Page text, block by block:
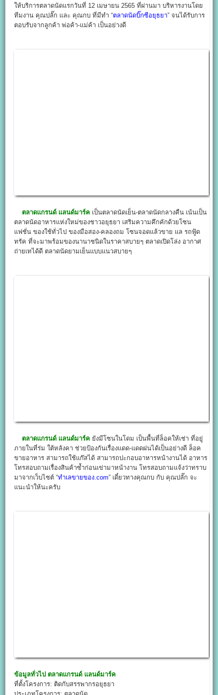
ให้บริการตลาดนัดแรกวันที่ 12 เมษายน 2565 ที่ผ่านมา บริหารงานโดย
ทีมงาน คุณปลั๊ก และ คุณกบ ที่มีทำ “ตลาดนัดบิ๊กซีอยุธยา” จนได้รับการ
ตอบรับจากลูกค้า พ่อค้า-แม่ค้า เป็นอย่างดี
ตลาดแกรนด์ แลนด์มาร์ค เป็นตลาดนัดเย็น-ตลาดนัดกลางคืน เน้นเป็น
ตลาดนัดอาหารแห่งใหม่ของชาวอยุธยา เสริมความคึกคักด้วยโซน
แฟชั่น ของใช้ทั่วไป ของมือสอง-คลองถม โซนจอดแล้วขาย แล รถฟู้ด
ทรัค ที่จะมาพร้อมของนานาชนิดในราคาสบายๆ ตลาดเปิดโล่ง อากาศ
ถ่ายเทได้ดี ตลาดนัดยามเย็นแบบแนวสบายๆ
ตลาดแกรนด์ แลนด์มาร์ค ยังมีโซนในโดม เป็นพื้นที่ล็อคให้เช่า ที่อยู่
ภายในที่ร่ม ใต้หลังคา ช่วยป้องกันเรื่องแดด-แดดฝนได้เป็นอย่างดี ล็อค
ขายอาหาร สามารถใช้แก๊สได้ สามารถปะกอบอาหารหน้างานได้ อาหาร
โทรสอบถามเรื่องสินค้าซ้ำก่อนเข่ามาหน้างาน โทรสอบถามแจ้งว่าทราบ
มาจากเว็บไซต์ “ทำเลขายของ.com” เดี๋ยวทางคุณกบ กับ คุณปลั๊ก จะ
แนะนำให้นะครับ
ข้อมูลทั่วไป ตลาดแกรนด์ แลนด์มาร์ค
ที่ตั้งโครงการ: ติดกับสรรพากรอยุธยา